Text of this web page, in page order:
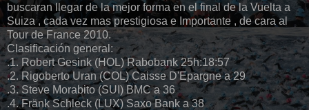
buscaran llegar de la mejor forma en el final de la Vuelta a
Suiza , cada vez mas prestigiosa e Importante , de cara al
Tour de France 2010.
Clasificación general:
.1. Robert Gesink (HOL) Rabobank 25h:18:57
.2. Rigoberto Uran (COL) Caisse D'Epargne a 29
.3. Steve Morabito (SUI) BMC a 36
.4. Fränk Schleck (LUX) Saxo Bank a 38